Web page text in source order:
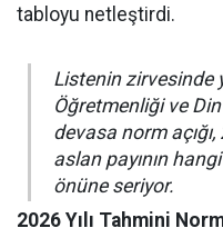
tabloyu netleştirdi.
Listenin zirvesinde
Öğretmenliği ve
devasa norm
aslan payının
önüne seriyor.
2026 Yılı Tahmini